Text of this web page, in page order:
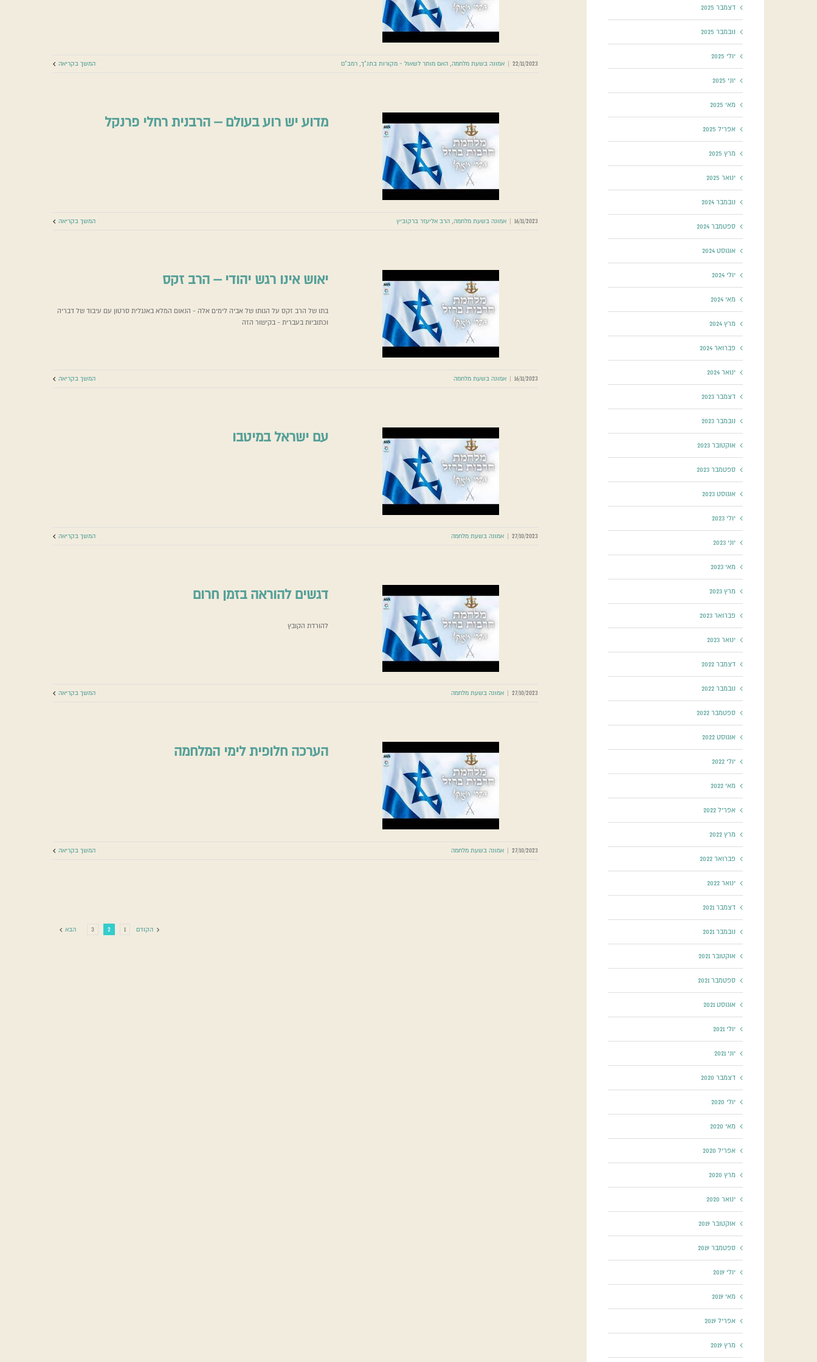
22/11/2023 אמונה בשעת מלחמה,האם מותר לשאול - מקורות בתנ"ך,רמב"ם המשך בקריאה
מדוע יש רוע בעולם – הרבנית רחלי פרנקל
16/11/2023
| אמונה בשעת מלחמה,הרב אליעזר ברקוביץ המשך בקריאה
יאוש אינו רגש יהודי – הרב זקס
יאוש אינו רגש יהודי – הרב זקס
בתו של הרב זקס על הגותו של אביה לימים אלה - הנאום המלא באנגלית סרטון עם עיבוד של דבריה
וכתוביות בעברית - בקישור הזה
16/11/2023
| אמונה בשעת מלחמה המשך בקריאה
עם ישראל במיטבו
27/10/2023
| אמונה בשעת מלחמה המשך בקריאה
דגשים להוראה בזמן חרום
להורדת הקובץ
27/10/2023 אמונה בשעת מלחמה המשך בקריאה
הערכה חלופית לימי המלחמה
27/10/2023 אמונה בשעת מלחמה המשך בקריאה
הקודם 1
2
3 הבא
דצמבר 2025
נובמבר 2025
יולי 2025
יוני 2025
מאי 2025
אפריל 2025
מרץ 2025
ינואר 2025
נובמבר 2024
ספטמבר 2024
אוגוסט 2024
יולי 2024
מאי 2024
מרץ 2024
פברואר 2024
ינואר 2024
דצמבר 2023
נובמבר 2023
אוקטובר 2023
ספטמבר 2023
אוגוסט 2023
יולי 2023
יוני 2023
מאי 2023
מרץ 2023
פברואר 2023
ינואר 2023
דצמבר 2022
נובמבר 2022
ספטמבר 2022
אוגוסט 2022
יולי 2022
מאי 2022
אפריל 2022
מרץ 2022
פברואר 2022
ינואר 2022
דצמבר 2021
נובמבר 2021
אוקטובר 2021
ספטמבר 2021
אוגוסט 2021
יולי 2021
יוני 2021
דצמבר 2020
יולי 2020
מאי 2020
אפריל 2020
מרץ 2020
ינואר 2020
אוקטובר 2019
ספטמבר 2019
יולי 2019
מאי 2019
אפריל 2019
מרץ 2019